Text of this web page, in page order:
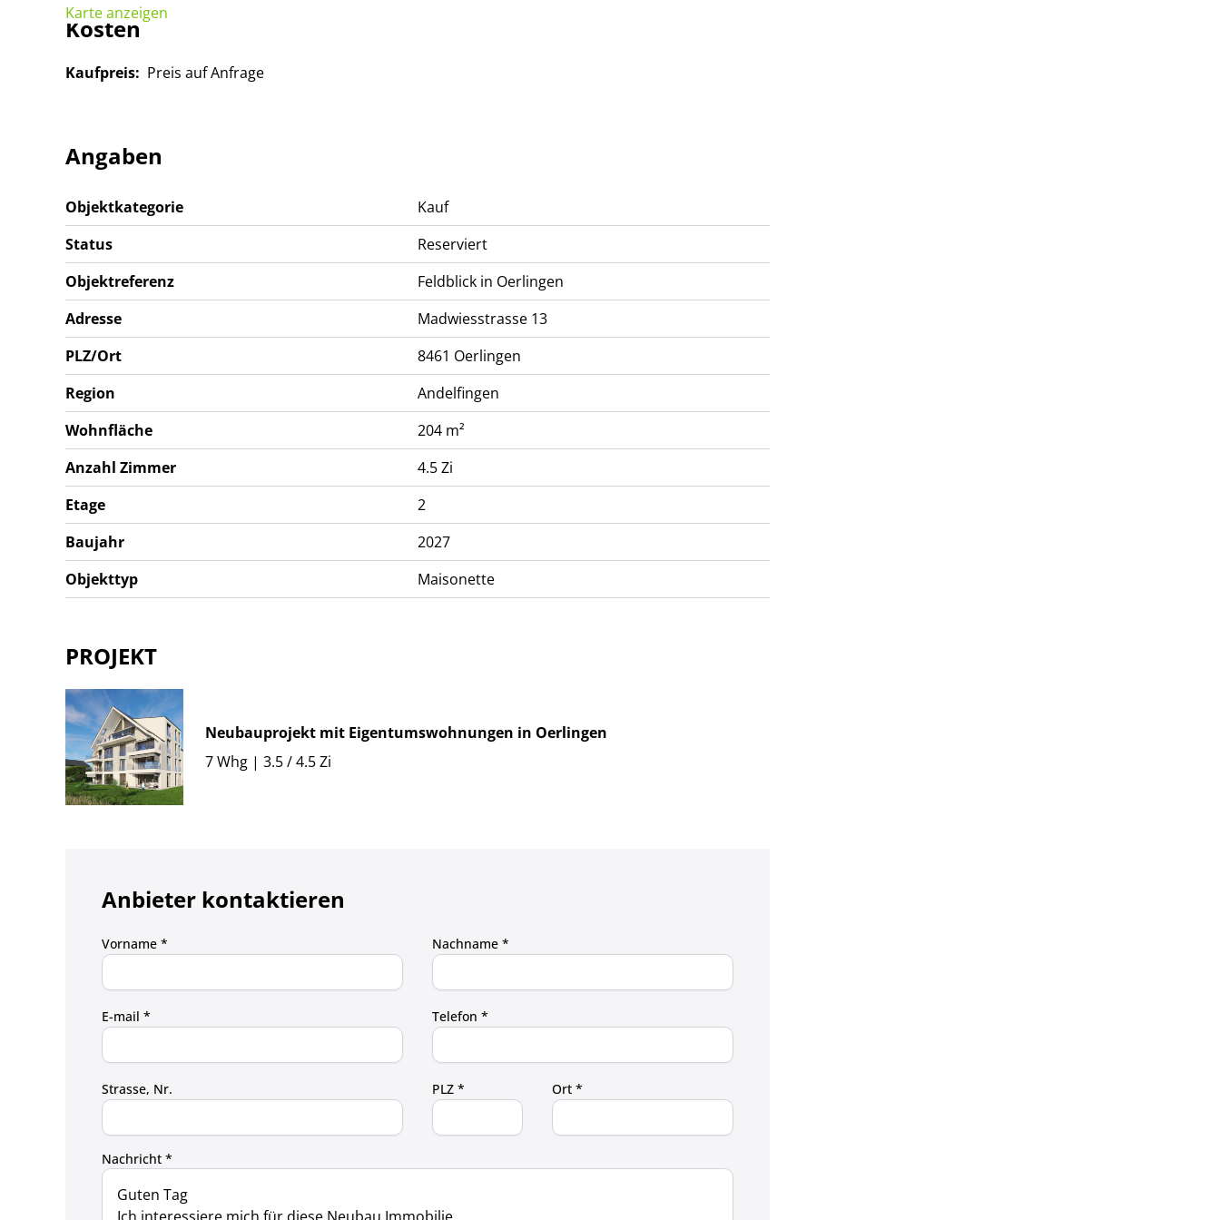
Karte anzeigen
Kosten
Kaufpreis: Preis auf Anfrage
Angaben
Objektkategorie
Kauf
Status
Reserviert
Objektreferenz
Feldblick in Oerlingen
Adresse
Madwiesstrasse 13
PLZ/Ort
8461 Oerlingen
Region
Andelfingen
Wohnfläche
204 m²
Anzahl Zimmer
4.5 Zi
Etage
2
Baujahr
2027
Objekttyp
Maisonette
PROJEKT
Neubauprojekt mit Eigentumswohnungen in Oerlingen
7 Whg | 3.5 / 4.5 Zi
Anbieter kontaktieren
Vorname * Nachname *
E-mail * Telefon *
Strasse, Nr. PLZ * Ort *
Nachricht *